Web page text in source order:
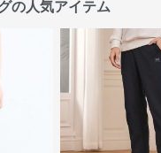
の人気アイテム